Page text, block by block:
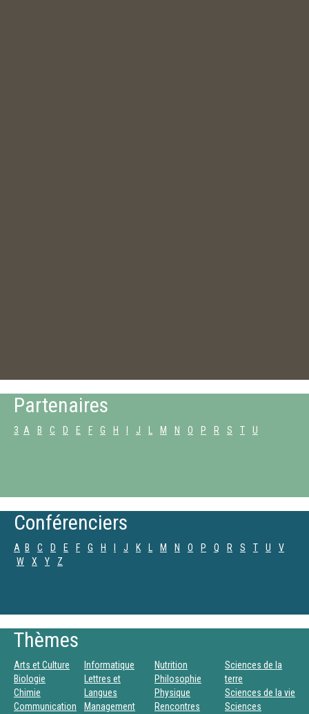
Partenaires
3 A B C D E F G H J M N O P R S T U
Conférenciers
A B C D E F G H J K M N O P Q R S T U
V
W
X Y Z
Thèmes
Arts et Culture
Biologie
Chimie
Communication
Informatique
Lettres et
Langues
Management
Nutrition
Philosophie
Physique
Rencontres
Sciences de la
terre
Sciences de la vie
Sciences